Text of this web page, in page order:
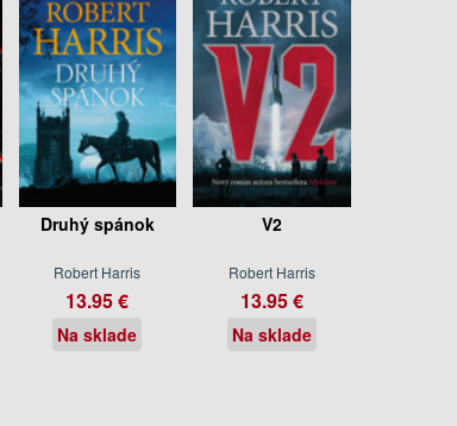
Druhý spánok
Robert Harris
13.95 €
Na sklade
V2
Robert Harris
13.95 €
Na sklade